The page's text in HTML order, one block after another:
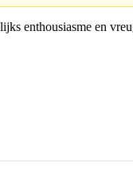
enthousiasme en